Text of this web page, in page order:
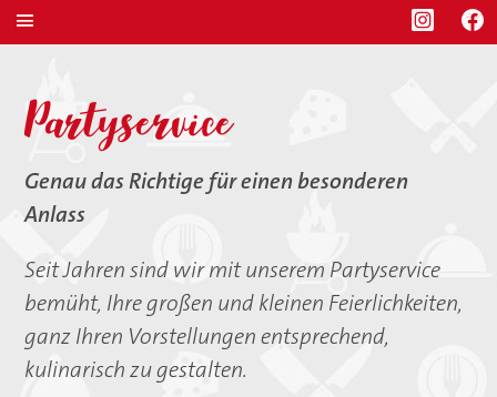
Rezepte
Partyservice
Snacks & Fingerfood
Vorspeisen
Hauptgerichte
Kalte Buffets
Grillparty
Geschirr und Gläser
Service
Partyservice
Genau das Richtige für einen besonderen
Anlass
Seit Jahren sind wir mit unserem Partyservice
bemüht, Ihre großen und kleinen Feierlichkeiten,
ganz Ihren Vorstellungen entsprechend,
kulinarisch zu gestalten.